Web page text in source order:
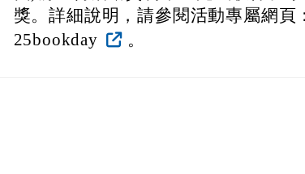
獎。詳細說明，請參閱活動專屬網頁
25bookday
。